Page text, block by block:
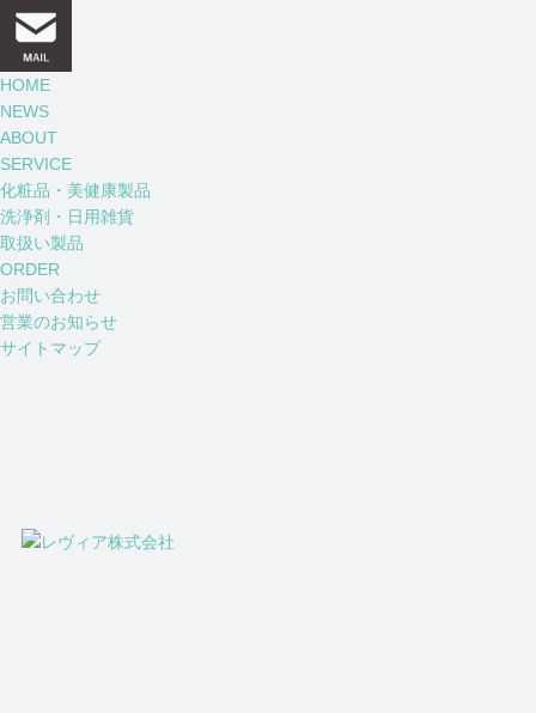
HOME
NEWS
ABOUT
SERVICE
化粧品・美健康製品
洗浄剤・日用雑貨
取扱い製品
ORDER
お問い合わせ
営業のお知らせ
サイトマップ